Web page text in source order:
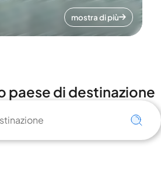
mostra di più
paese di destinazione